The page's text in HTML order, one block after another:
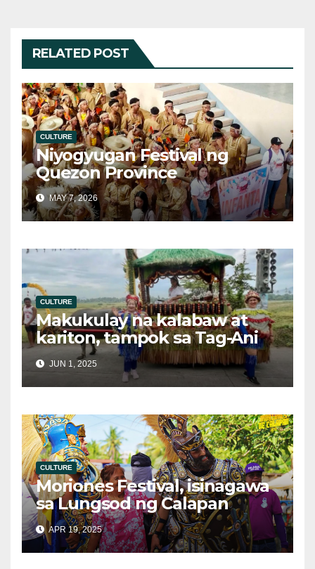
RELATED POST
CULTURE
Niyogyugan Festival ng
Quezon Province
MAY 7, 2026
CULTURE
Makukulay na kalabaw at
kariton, tampok sa Tag-Ani
Festival sa Tiaong, Quezon
JUN 1, 2025
CULTURE
Moriones Festival, isinagawa
sa Lungsod ng Calapan
bilang bahagi sa
Pagdiriwang ng Semana
Santa 2025
APR 19, 2025